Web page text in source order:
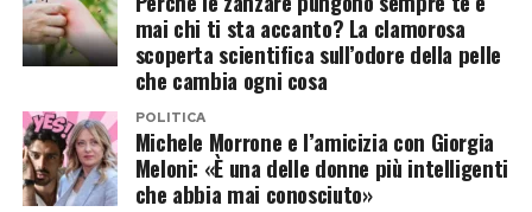
controconsulenza che la difesa di Sempio aveva
presentato separatamente dalla relazione del
proprio medico legale. Peraltro, la stessa difesa
ha sempre definito corrette le misure
effettuate dalla Cattaneo. Se sono corrette,
perché dovrebbe rimisurare? Ritengo le sia stato
mai chi ti sta accanto? La clamorosa
scoperta scientifica sull’odore della pelle
che cambia ogni cosa
POLITICA
Michele Morrone e l’amicizia con Giorgia
Meloni: «È una delle donne più intelligenti
che abbia mai conosciuto»